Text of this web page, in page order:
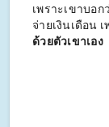
เพราะเขาบอก
จ่ายเงินเดือน
ด้วยตัวเขาเอง